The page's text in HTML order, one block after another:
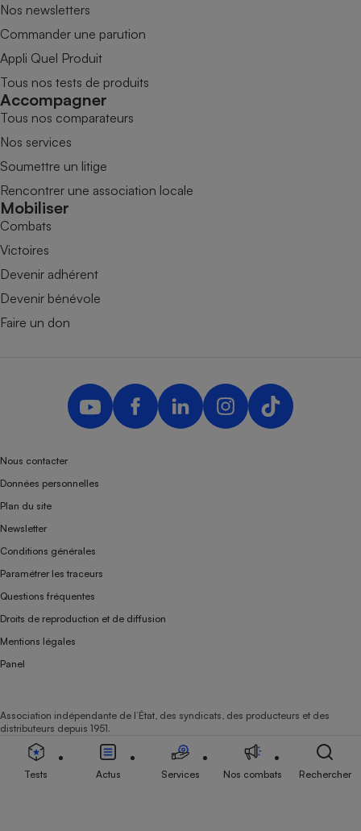
Nos newsletters
Commander une parution
Appli Quel Produit
Tous nos tests de produits
Accompagner
Tous nos comparateurs
Nos services
Soumettre un litige
Rencontrer une association locale
Mobiliser
Combats
Victoires
Devenir adhérent
Devenir bénévole
Faire un don
Nous contacter
Données personnelles
Plan du site
Newsletter
Conditions générales
Paramétrer les traceurs
Questions fréquentes
Droits de reproduction et de diffusion
Mentions légales
Panel
Association indépendante de l’État, des syndicats, des producteurs et des
distributeurs depuis 1951.
Tests Actus Services Nos combats Rechercher